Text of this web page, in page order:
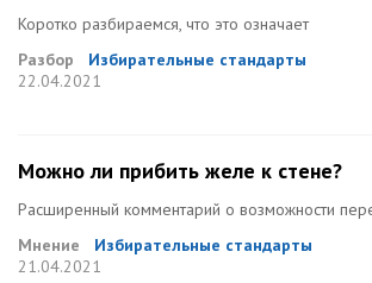
Коротко разбираемся, что это означает
Разбор
Избирательные стандарты
22.04.2021
Можно ли прибить желе к стене?
Расширенный комментарий о возможности
Мнение
Избирательные стандарты
21.04.2021